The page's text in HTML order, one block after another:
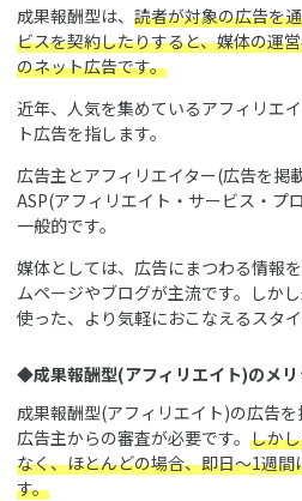
成果報酬型は、 読者が対象の広告を
ビスを契約したりすると、媒体の運
のネット広告です。
近年、人気を集めているアフィリエ
ト広告を指します。
広告主とアフィリエイター(広告を掲
ASP(アフィリエイト・サービス・プ
一般的です。
媒体としては、広告にまつわる情報
ムページやブログが主流です。しか
使った、より気軽におこなえるスタ
◆成果報酬型(アフィリエイト)のメリ
成果報酬型(アフィリエイト)の広告
広告主からの審査が必要です。 しか
なく、ほとんどの場合、即日～1週
す。